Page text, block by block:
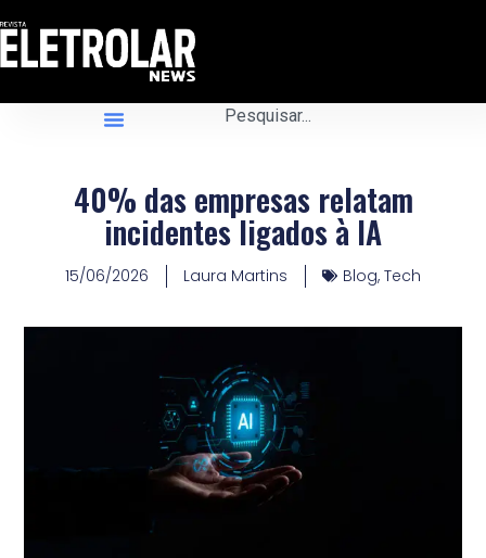
40% das empresas relatam
incidentes ligados à IA
15/06/2026 Laura Martins Blog, Tech